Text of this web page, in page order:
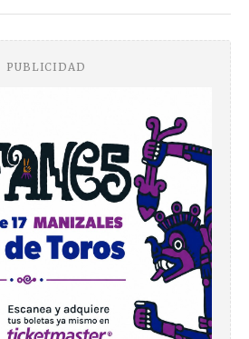
PUBLICIDAD